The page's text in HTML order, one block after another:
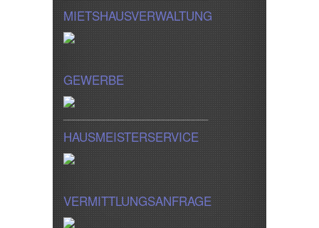
MIETSHAUSVERWALTUNG
GEWERBE
_____________________________
HAUSMEISTERSERVICE
VERMITTLUNGSANFRAGE